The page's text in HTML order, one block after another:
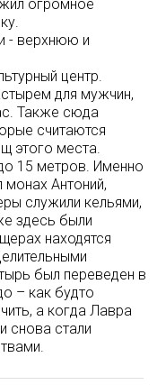
огромное
- верхнюю и
центр.
для мужчин,
Также сюда
считаются
этого места.
15 метров. Именно
монах Антоний,
служили кельями,
здесь были
находятся
был переведен в
– как будто
а когда Лавра
снова стали